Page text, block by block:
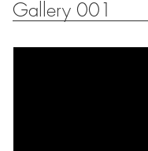
Gallery 001